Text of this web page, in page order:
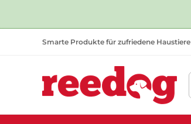
Smarte Produkte für zufriedene Haustiere